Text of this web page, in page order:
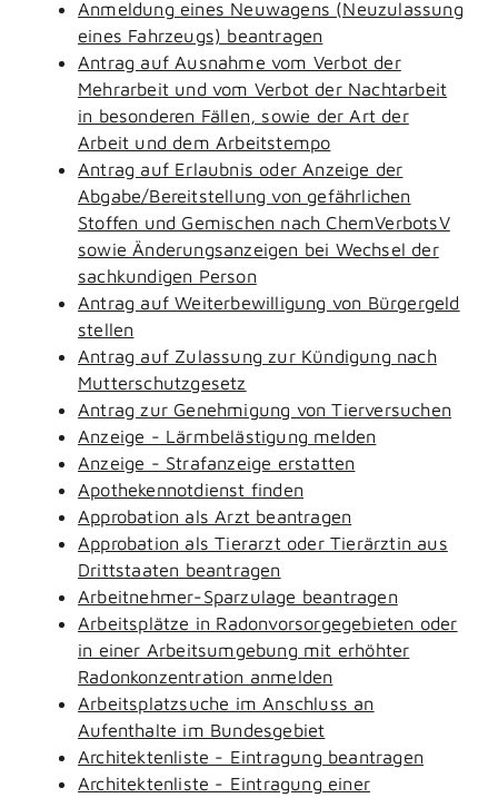
Anmeldung eines Neuwagens (Neuzulassung
eines Fahrzeugs) beantragen
Antrag auf Ausnahme vom Verbot der
Mehrarbeit und vom Verbot der Nachtarbeit
in besonderen Fällen, sowie der Art der
Arbeit und dem Arbeitstempo
Antrag auf Erlaubnis oder Anzeige der
Abgabe/Bereitstellung von gefährlichen
Stoffen und Gemischen nach ChemVerbotsV
sowie Änderungsanzeigen bei Wechsel der
sachkundigen Person
Antrag auf Weiterbewilligung von Bürgergeld
stellen
Antrag auf Zulassung zur Kündigung nach
Mutterschutzgesetz
Antrag zur Genehmigung von Tierversuchen
Anzeige - Lärmbelästigung melden
Anzeige - Strafanzeige erstatten
Apothekennotdienst finden
Approbation als Arzt beantragen
Approbation als Tierarzt oder Tierärztin aus
Drittstaaten beantragen
Arbeitnehmer-Sparzulage beantragen
Arbeitsplätze in Radonvorsorgegebieten oder
in einer Arbeitsumgebung mit erhöhter
Radonkonzentration anmelden
Arbeitsplatzsuche im Anschluss an
Aufenthalte im Bundesgebiet
Architektenliste - Eintragung beantragen
Architektenliste - Eintragung einer